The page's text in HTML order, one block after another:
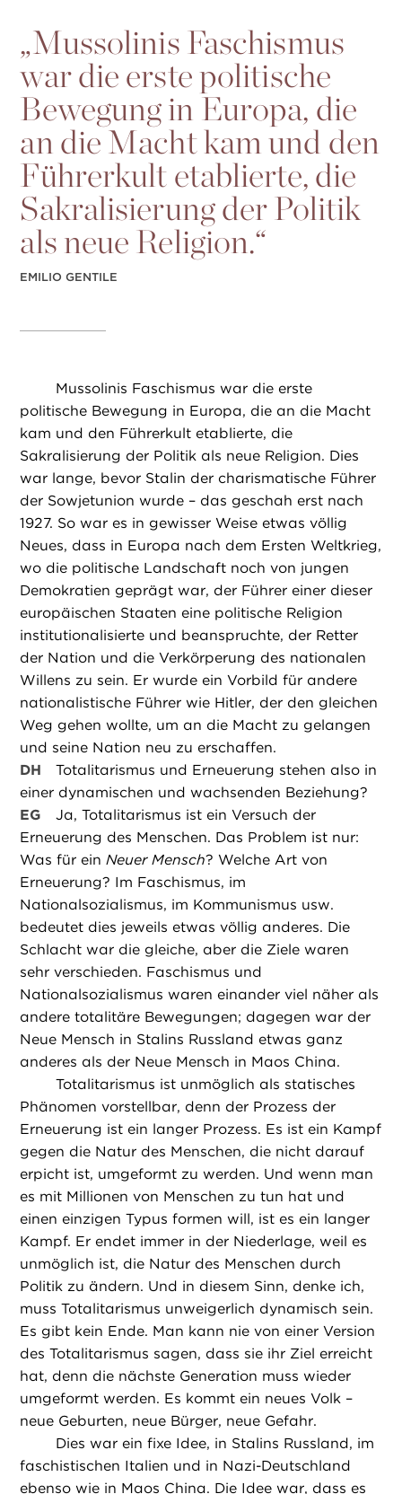
„Mussolinis Faschismus
war die erste politische
Bewegung in Europa, die
an die Macht kam und den
Führerkult etablierte, die
Sakralisierung der Politik
als neue Religion.“
EMILIO GENTILE
Mussolinis Faschismus war die erste
politische Bewegung in Europa, die an die Macht
kam und den Führerkult etablierte, die
Sakralisierung der Politik als neue Religion. Dies
war lange, bevor Stalin der charismatische Führer
der Sowjetunion wurde – das geschah erst nach
1927. So war es in gewisser Weise etwas völlig
Neues, dass in Europa nach dem Ersten Weltkrieg,
wo die politische Landschaft noch von jungen
Demokratien geprägt war, der Führer einer dieser
europäischen Staaten eine politische Religion
institutionalisierte und beanspruchte, der Retter
der Nation und die Verkörperung des nationalen
Willens zu sein. Er wurde ein Vorbild für andere
nationalistische Führer wie Hitler, der den gleichen
Weg gehen wollte, um an die Macht zu gelangen
und seine Nation neu zu erschaffen.
DH
Totalitarismus und Erneuerung stehen also in
einer dynamischen und wachsenden Beziehung?
EG
Ja, Totalitarismus ist ein Versuch der
Erneuerung des Menschen. Das Problem ist nur:
Was für einNeuer Mensch? Welche Art von
Erneuerung? Im Faschismus, im
Nationalsozialismus, im Kommunismus usw.
bedeutet dies jeweils etwas völlig anderes. Die
Schlacht war die gleiche, aber die Ziele waren
sehr verschieden. Faschismus und
Nationalsozialismus waren einander viel näher als
andere totalitäre Bewegungen; dagegen war der
Neue Mensch in Stalins Russland etwas ganz
anderes als der Neue Mensch in Maos China.
Totalitarismus ist unmöglich als statisches
Phänomen vorstellbar, denn der Prozess der
Erneuerung ist ein langer Prozess. Es ist ein Kampf
gegen die Natur des Menschen, die nicht darauf
erpicht ist, umgeformt zu werden. Und wenn man
es mit Millionen von Menschen zu tun hat und
einen einzigen Typus formen will, ist es ein langer
Kampf. Er endet immer in der Niederlage, weil es
unmöglich ist, die Natur des Menschen durch
Politik zu ändern. Und in diesem Sinn, denke ich,
muss Totalitarismus unweigerlich dynamisch sein.
Es gibt kein Ende. Man kann nie von einer Version
des Totalitarismus sagen, dass sie ihr Ziel erreicht
hat, denn die nächste Generation muss wieder
umgeformt werden. Es kommt ein neues Volk –
neue Geburten, neue Bürger, neue Gefahr.
Dies war ein fixe Idee, in Stalins Russland, im
faschistischen Italien und in Nazi-Deutschland
ebenso wie in Maos China. Die Idee war, dass es